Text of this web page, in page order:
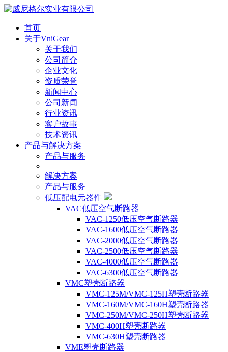
首页
关于VniGear
关于我们
公司简介
企业文化
资质荣誉
新闻中心
公司新闻
行业资讯
客户故事
技术资讯
产品与解决方案
产品与服务
解决方案
产品与服务
低压配电元器件
VAC低压空气断路器
VAC-1250低压空气断路器
VAC-1600低压空气断路器
VAC-2000低压空气断路器
VAC-2500低压空气断路器
VAC-4000低压空气断路器
VAC-6300低压空气断路器
VMC塑壳断路器
VMC-125M/VMC-125H塑壳断路器
VMC-160M/VMC-160H塑壳断路器
VMC-250M/VMC-250H塑壳断路器
VMC-400H塑壳断路器
VMC-630H塑壳断路器
VME塑壳断路器